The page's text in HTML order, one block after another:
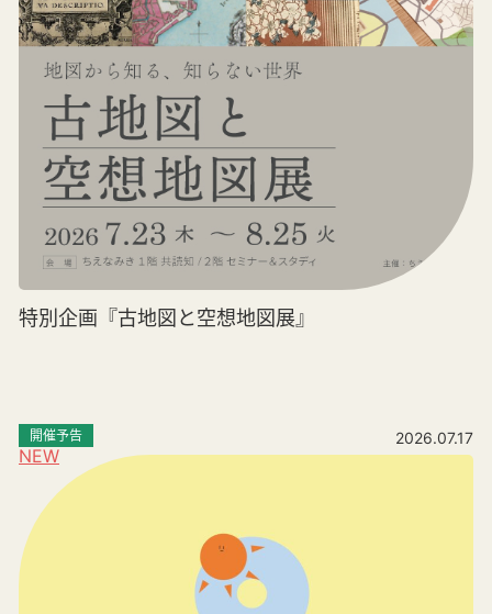
特別企画『古地図と空想地図展』
NEW
開催予告 2026.07.17